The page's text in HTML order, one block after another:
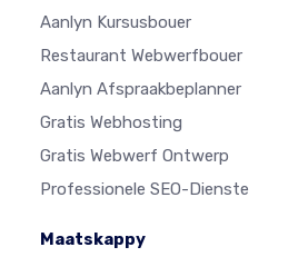
Aanlyn Kursusbouer
Restaurant Webwerfbouer
Aanlyn Afspraakbeplanner
Gratis Webhosting
Gratis Webwerf Ontwerp
Professionele SEO-Dienste
Maatskappy